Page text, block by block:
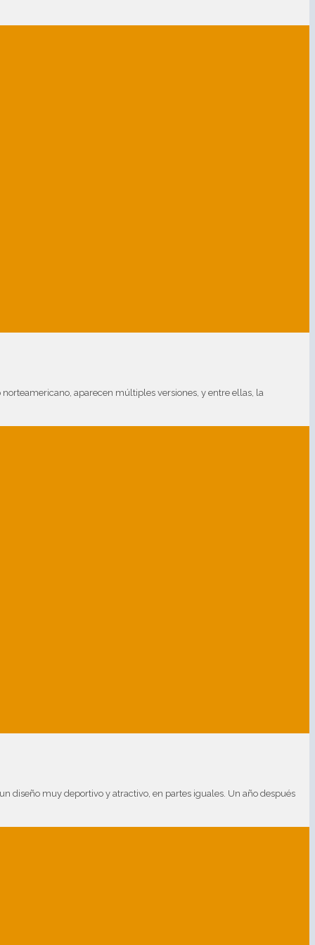
aparecen múltiples versiones, y entre ellas, la
diseño muy deportivo y atractivo, en partes iguales. Un año después